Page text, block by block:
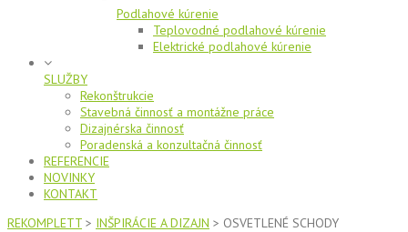
Podlahové kúrenie
Teplovodné podlahové kúrenie
Elektrické podlahové kúrenie
SLUŽBY
Rekonštrukcie
Stavebná činnosť a montážne práce
Dizajnérska činnosť
Poradenská a konzultačná činnosť
REFERENCIE
NOVINKY
KONTAKT
REKOMPLETT > INŠPIRÁCIE A DIZAJN > OSVETLENÉ SCHODY